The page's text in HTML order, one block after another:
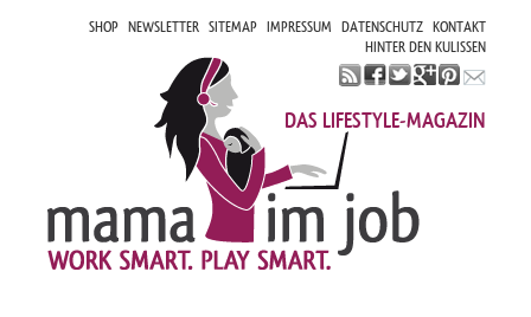
SHOP NEWSLETTER SITEMAP IMPRESSUM DATENSCHUTZ KONTAKT
HINTER DEN KULISSEN
DAS LIFESTYLE-MAGAZIN